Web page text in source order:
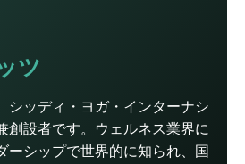
ツ
シッディ・ヨガ・インターナシ
創設者です。ウェルネス業界に
ーシップで世界的に知られ、国